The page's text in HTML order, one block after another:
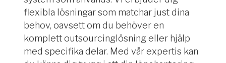
flexibla lösningar som matchar just dina
behov, oavsett om du behöver en
komplett outsourcinglösning eller hjälp
med specifika delar. Med vår expertis kan